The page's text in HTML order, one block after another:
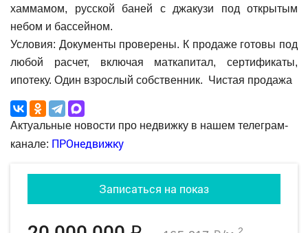
хаммамом, русской баней с джакузи под открытым
небом и бассейном.
Условия: Документы проверены. К продаже готовы под
любой расчет, включая маткапитал, сертификаты,
ипотеку. Один взрослый собственник. Чистая продажа
Актуальные новости про недвижку в нашем телеграм-
канале: ПРОнедвижку
Записаться на показ